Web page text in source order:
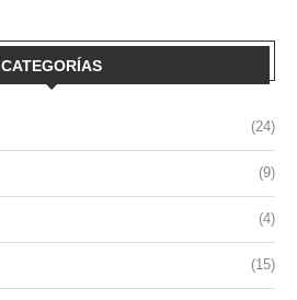
CATEGORÍAS
(24)
(9)
(4)
(15)